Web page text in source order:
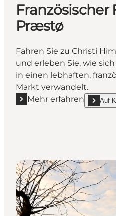
Præstø
Fahren Sie zu Christi
und erleben Sie, wie
in einen lebhaften,
Markt verwandelt.
Mehr erfahren
Mehr erfahren Auf
show